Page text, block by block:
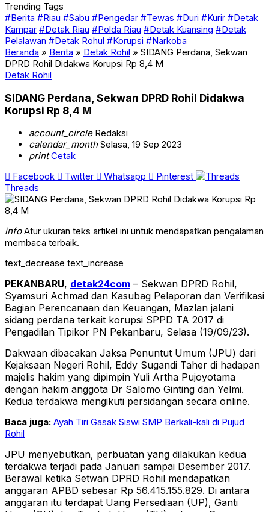
Trending Tags
#Berita #Riau #Sabu #Pengedar #Tewas #Duri #Kurir #Detak
Kampar #Detak Riau #Polda Riau #Detak Kuansing #Detak
Pelalawan #Detak Rohul #Korupsi #Narkoba
Beranda » Berita » Detak Rohil » SIDANG Perdana, Sekwan
DPRD Rohil Didakwa Korupsi Rp 8,4 M
Detak Rohil
SIDANG Perdana, Sekwan DPRD Rohil Didakwa
Korupsi Rp 8,4 M
account_circleRedaksi
calendar_monthSelasa, 19 Sep 2023
print Cetak
Facebook
Twitter Whatsapp
Pinterest
Threads
infoAtur ukuran teks artikel ini untuk mendapatkan pengalaman
membaca terbaik.
text_decrease text_increase
PEKANBARU, detak24com – Sekwan DPRD Rohil,
Syamsuri Achmad dan Kasubag Pelaporan dan Verifikasi
Bagian Perencanaan dan Keuangan, Mazlan jalani
sidang perdana terkait korupsi SPPD TA 2017 di
Pengadilan Tipikor PN Pekanbaru, Selasa (19/09/23).
Dakwaan dibacakan Jaksa Penuntut Umum (JPU) dari
Kejaksaan Negeri Rohil, Eddy Sugandi Taher di hadapan
majelis hakim yang dipimpin Yuli Artha Pujoyotama
dengan hakim anggota Dr Salomo Ginting dan Yelmi.
Kedua terdakwa mengikuti persidangan secara online.
Baca juga: Ayah Tiri Gasak Siswi SMP Berkali-kali di Pujud
Rohil
JPU menyebutkan, perbuatan yang dilakukan kedua
terdakwa terjadi pada Januari sampai Desember 2017.
Berawal ketika Setwan DPRD Rohil mendapatkan
anggaran APBD sebesar Rp 56.415.155.829. Di antara
anggaran itu terdapat Uang Persediaan (UP), Ganti